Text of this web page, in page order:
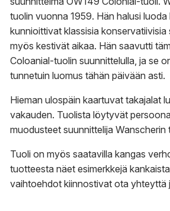
tuolin vuonna 1959. Hän halusi
kunnioittivat klassisia konservatiivisia
myös kestivät aikaa. Hän saavutti
Coloanial-tuolin suunnittelulla, ja se
tunnetuin luomus tähän päivään asti.
Hieman ulospäin kaartuvat takajalat
vakauden. Tuolista löytyvät
muodusteet suunnittelija Wanscherin
Tuoli on myös saatavilla kangas
tuotteesta näet esimerkkejä
vaihtoehdot kiinnostivat ota yhteyttä